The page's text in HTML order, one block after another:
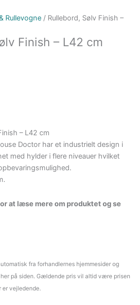
Rullevogne / Rullebord, Sølv Finish –
Finish – L42 cm
– L42 cm
Doctor har et industrielt design i
med hylder i flere niveauer hvilket
at læse mere om produktet og se
fra forhandlernes hjemmesider og
på siden. Gældende pris vil altid være prisen
er vejledende.